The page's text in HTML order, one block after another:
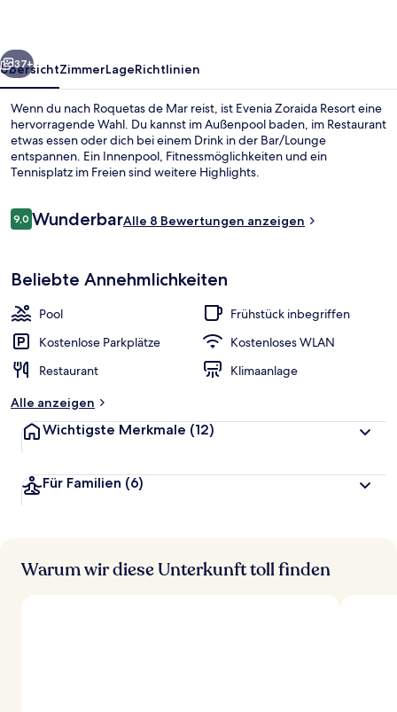
Weiter
37+
ÜbersichtZimmerLageRichtlinien
Wenn du nach Roquetas de Mar reist, ist Evenia Zoraida Resort eine
hervorragende Wahl. Du kannst im Außenpool baden, im Restaurant
etwas essen oder dich bei einem Drink in der Bar/Lounge
entspannen. Ein Innenpool, Fitnessmöglichkeiten und ein
Tennisplatz im Freien sind weitere Highlights.
Bewertungen
9,09,0 von 10.
WunderbarAlle 8 Bewertungen anzeigen
Beliebte Annehmlichkeiten
Pool
Frühstück inbegriffen
Kostenlose Parkplätze
Kostenloses WLAN
Restaurant
Klimaanlage
Alle anzeigen
Wichtigste Merkmale (12)
Für Familien (6)
Warum wir diese Unterkunft toll finden